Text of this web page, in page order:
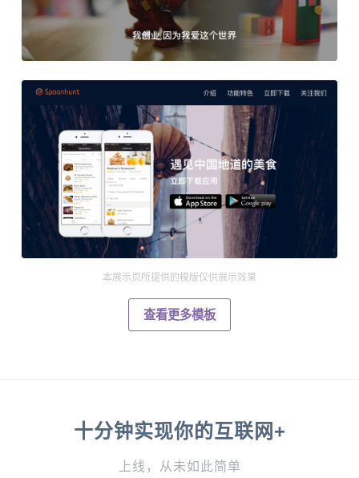
本展示页所提供的模版仅供展示效果
查看更多模板
十分钟实现你的互联网+
上线，从未如此简单